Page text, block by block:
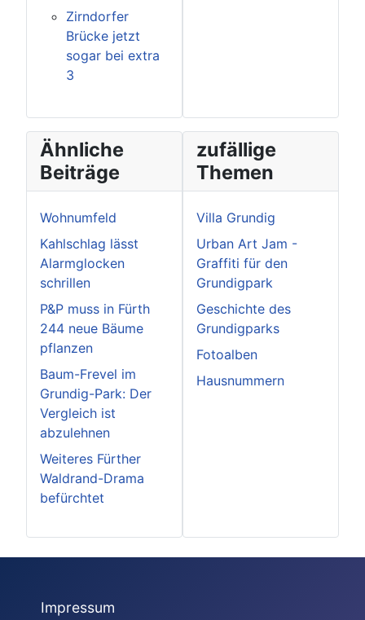
Zirndorfer
Brücke jetzt
sogar bei extra
3
Ähnliche
Beiträge
Wohnumfeld
Kahlschlag lässt
Alarmglocken
schrillen
P&P muss in Fürth
244 neue Bäume
pflanzen
Baum-Frevel im
Grundig-Park: Der
Vergleich ist
abzulehnen
Weiteres Fürther
Waldrand-Drama
befürchtet
zufällige
Themen
Villa Grundig
Urban Art Jam -
Graffiti für den
Grundigpark
Geschichte des
Grundigparks
Fotoalben
Hausnummern
Impressum